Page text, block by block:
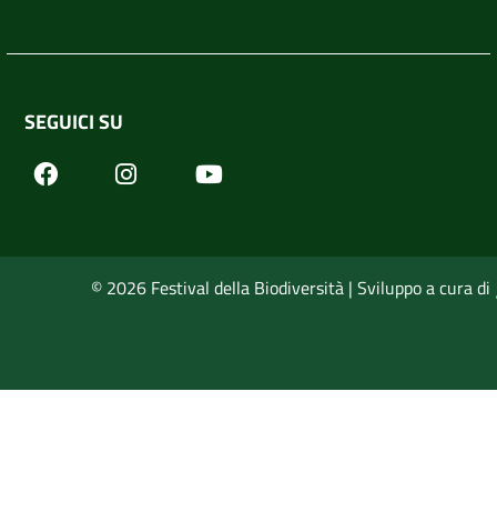
SEGUICI SU
FacebookInstagram
© 2026 Festival della Biodiversità | Sviluppo a cura di